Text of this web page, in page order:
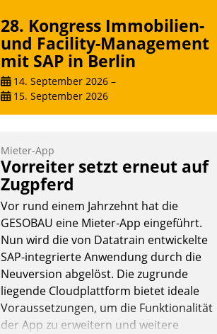
28. Kongress Immobilien-
und Facility-Management
mit SAP in Berlin
14. September 2026 –
15. September 2026
Mieter-App
Vorreiter setzt erneut auf
Zugpferd
Vor rund einem Jahrzehnt hat die
GESOBAU eine Mieter-App eingeführt.
Nun wird die von Datatrain entwickelte
SAP-integrierte Anwendung durch die
Neuversion abgelöst. Die zugrunde
liegende Cloudplattform bietet ideale
Voraussetzungen, um die Funktionalität
der App zu erweitern und weitere